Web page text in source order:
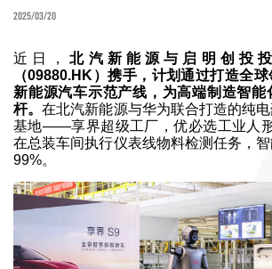
2025/03/20
近日，北汽新能源与启明创投
（09880.HK）携手，计划通过打造全
新能源汽车示范产线，为高端制造智能
杆。在北汽新能源与华为联合打造的纯
基地——享界超级工厂，优必选工业人
在总装车间执行仪表线物料检测任务，
99%。